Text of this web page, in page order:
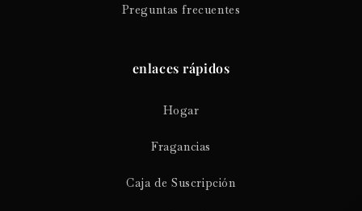
Preguntas frecuentes
enlaces rápidos
Hogar
Fragancias
Caja de Suscripción